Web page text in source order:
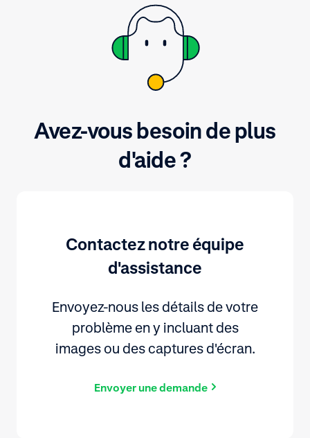
Avez-vous besoin de plus
d'aide ?
Contactez notre équipe
d'assistance
Envoyez-nous les détails de votre
problème en y incluant des
images ou des captures d'écran.
Envoyer une demande